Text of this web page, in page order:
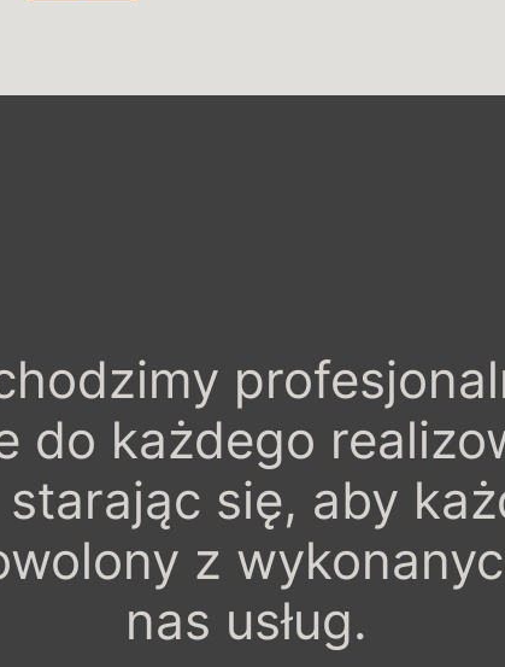
do każdego
się, aby
z
nas usług.